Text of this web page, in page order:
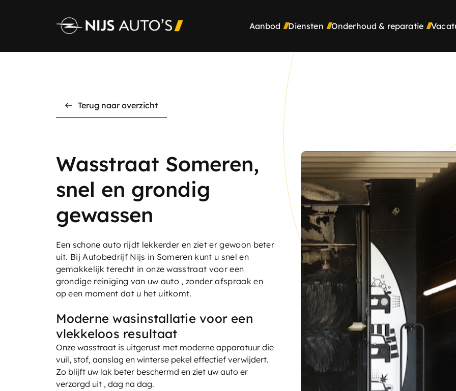
Aanbod Diensten Onderhoud & reparatie
Home
Aanbod
Diensten
Onderhoud & reparatie
Vacatures
Over ons
Contact
Terug naar overzicht
Wasstraat Someren,
snel en grondig
gewassen
Een schone auto rijdt lekkerder en ziet er gewoon beter
uit. Bij Autobedrijf Nijs in Someren kunt u snel en
gemakkelijk terecht in onze wasstraat voor een
grondige reiniging van uw auto , zonder afspraak en
op een moment dat u het uitkomt.
Moderne wasinstallatie voor een
vlekkeloos resultaat
Onze wasstraat is uitgerust met moderne apparatuur die
vuil, stof, aanslag en winterse pekel effectief verwijdert.
Zo blijft uw lak beter beschermd en ziet uw auto er
verzorgd uit , dag na dag.